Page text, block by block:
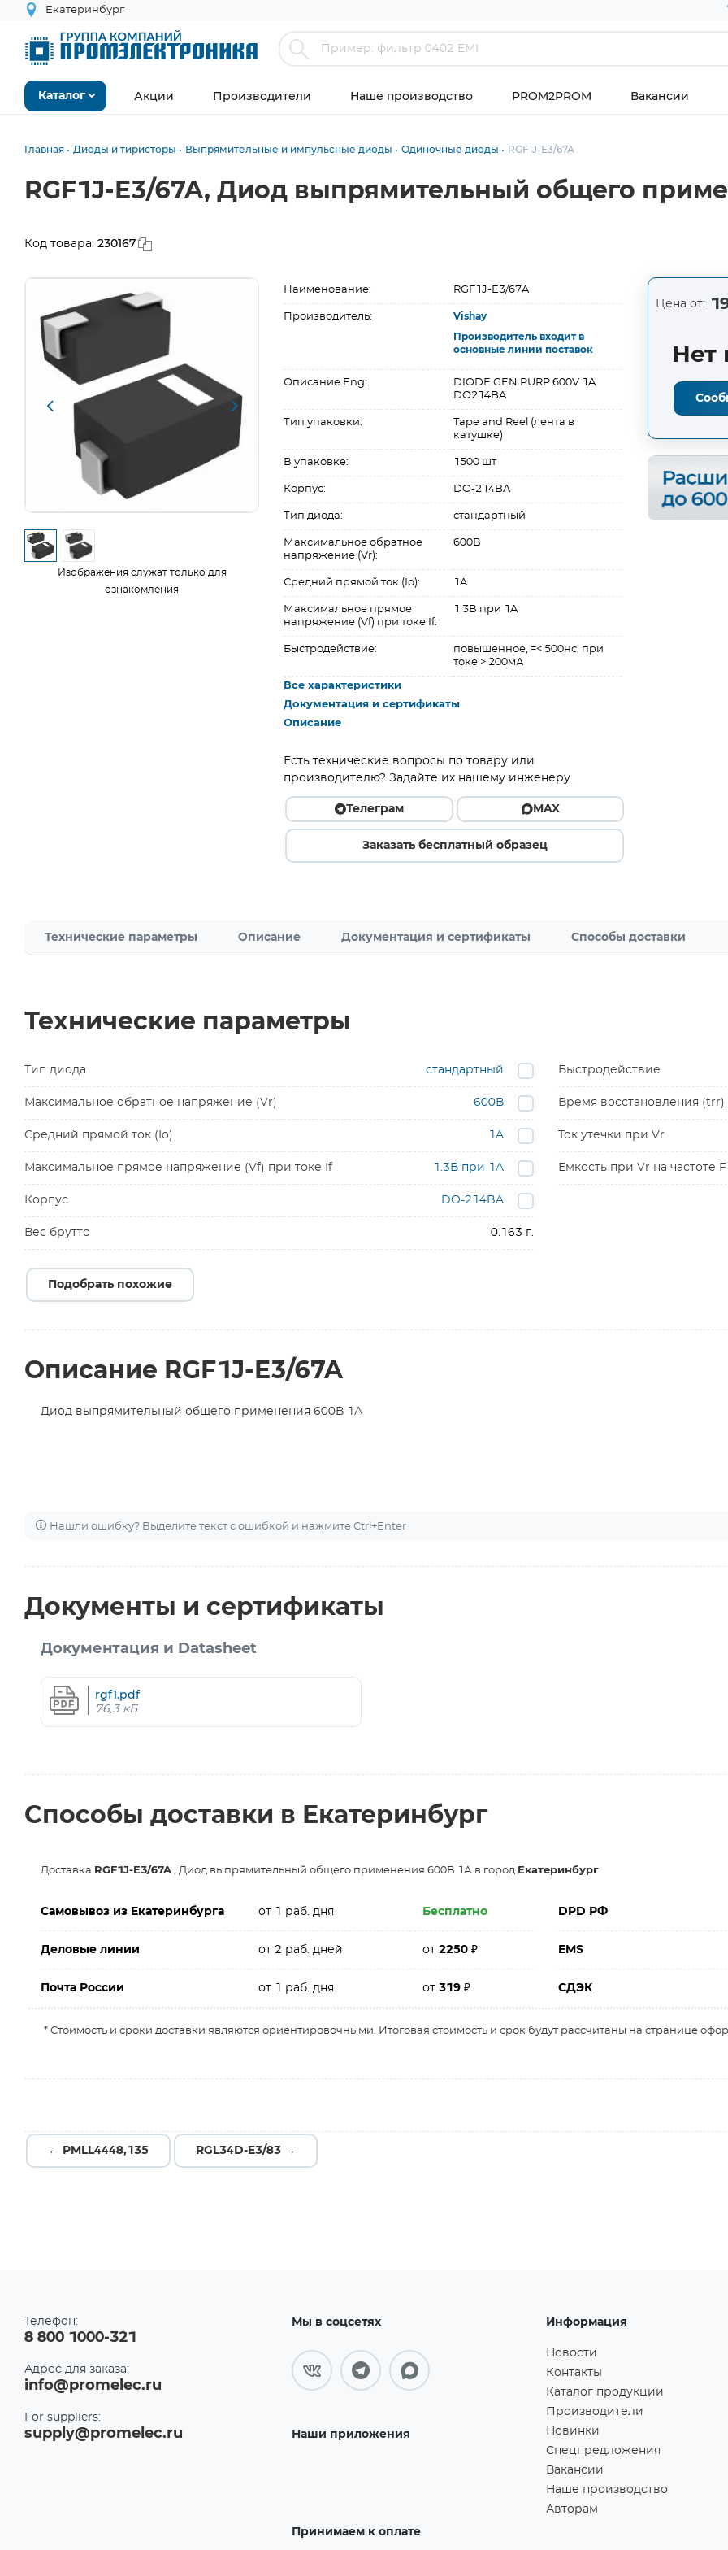
Екатеринбург
Каталог Акции Производители Наше производство PROM2PROM Вакансии
Главная Диоды и тиристоры Выпрямительные и импульсные диоды Одиночные диоды RGF1J-E3/67A
RGF1J-E3/67A, Диод выпрямительный общего
Код товара: 230167
Изображения служат только для
ознакомления
Наименование: RGF1J-E3/67A
Производитель: Vishay
Производитель входит в
основные линии поставок
Описание Eng:
DIODE GEN PURP 600V 1A
DO214BA
Тип упаковки:
Tape and Reel (лента в
катушке)
В упаковке: 1500 шт
Корпус: DO-214BA
Тип диода: стандартный
Максимальное обратное
напряжение (Vr):
600В
Средний прямой ток (Io): 1A
Максимальное прямое
напряжение (Vf) при токе If:
1.3В при 1A
Быстродействие:
повышенное, =< 500нс, при
токе > 200мА
Все характеристики
Документация и сертификаты
Описание
Есть технические вопросы по товару или
производителю? Задайте их нашему инженеру.
Телеграм MAX
Заказать бесплатный образец
Цена от:
Нет
Технические параметры Описание Документация и сертификаты Способы доставки
Технические параметры
Тип диода стандартный
Максимальное обратное напряжение (Vr) 600В
Средний прямой ток (Io) 1A
Максимальное прямое напряжение (Vf) при токе If 1.3В при 1A
Быстродействие
Время восстановления (trr)
Ток утечки при Vr
Емкость при Vr на частоте F
Корпус DO-214BA
Вес брутто 0.163 г.
Подобрать похожие
Описание RGF1J-E3/67A
Диод выпрямительный общего применения 600В 1А
Нашли ошибку? Выделите текст с ошибкой и нажмите Ctrl+Enter
Документы и сертификаты
Документация и Datasheet
rgf1.pdf
76,3 кБ
Способы доставки в Екатеринбург
Доставка RGF1J-E3/67A , Диод выпрямительный общего применения 600В 1А в город Екатеринбург
Самовывоз из Екатеринбурга от 1 раб. дня Бесплатно DPD РФ
Деловые линии от 2 раб. дней от2250₽ EMS
Почта России от 1 раб. дня от319₽ СДЭК
* Стоимость и сроки доставки являются ориентировочными. Итоговая стоимость и срок будут рассчитаны на странице
← PMLL4448,135 RGL34D-E3/83 →
Телефон:
8 800 1000-321
Адрес для заказа:
info@promelec.ru
For suppliers:
supply@promelec.ru
Мы в соцсетях
Наши приложения
Принимаем к оплате
Информация
Новости
Контакты
Каталог продукции
Производители
Новинки
Спецпредложения
Вакансии
Наше производство
Авторам